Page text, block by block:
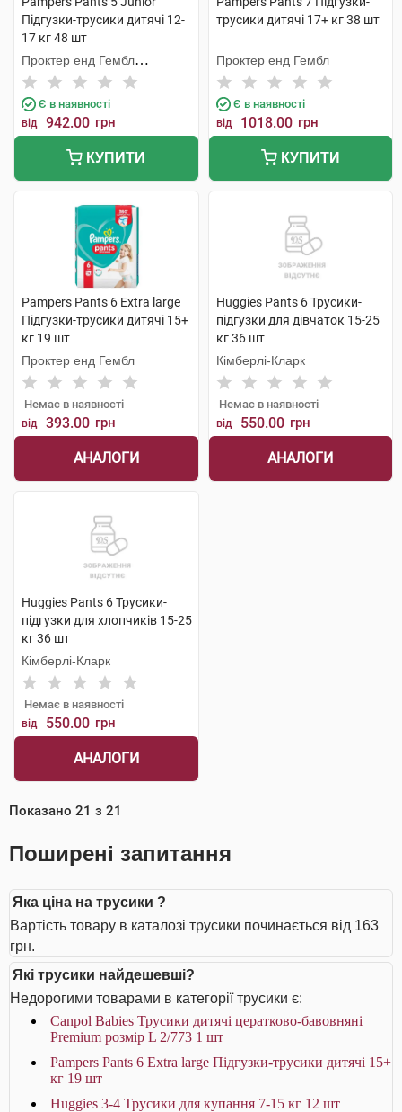
Підгузки-трусики дитячі 12-
17 кг 48 шт
Проктер енд Гембл
Мануфекчурінг
Є в наявності
від 942.00 грн
КУПИТИ
трусики дитячі 17+ кг 38 шт
Проктер енд Гембл
Є в наявності
від 1018.00 грн
КУПИТИ
Pampers Pants 6 Extra large
Підгузки-трусики дитячі 15+
кг 19 шт
Проктер енд Гембл
Немає в наявності
від 393.00 грн
АНАЛОГИ
Huggies Pants 6 Трусики-
підгузки для дівчаток 15-25
кг 36 шт
Кімберлі-Кларк
Немає в наявності
від 550.00 грн
АНАЛОГИ
Huggies Pants 6 Трусики-
підгузки для хлопчиків 15-25
кг 36 шт
Кімберлі-Кларк
Немає в наявності
від 550.00 грн
АНАЛОГИ
Показано 21 з 21
Поширені запитання
Яка ціна на трусики ?
Вартість товару в каталозі трусики починається від 163
грн.
Які трусики найдешевші?
Недорогими товарами в категорії трусики є:
Canpol Babies Трусики дитячі цератково-бавовняні
Premium розмір L 2/773 1 шт
Pampers Pants 6 Extra large Підгузки-трусики дитячі 15+
кг 19 шт
Huggies 3-4 Трусики для купання 7-15 кг 12 шт